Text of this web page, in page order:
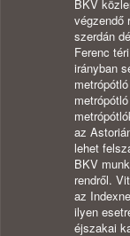
BKV
végzendő
szerdán
Ferenc
irányban
az
lehet
BKV
rendről.
az
ilyen
éjszakai